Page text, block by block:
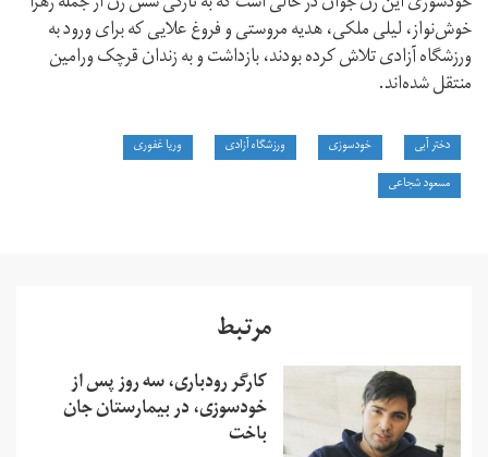
خوش‌نواز، لیلی ملکی، هدیه مروستی و فروغ علایی که برای ورود به
ورزشگاه آزادی تلاش کرده بودند، بازداشت و به زندان قرچک ورامین
منتقل شده‌اند.
دختر آبی خودسوزی ورزشگاه آزادی
وریا غفوری
مسعود شجاعی
مرتبط
کارگر رودباری،‌ سه روز پس از
خودسوزی، در بیمارستان جان
باخت